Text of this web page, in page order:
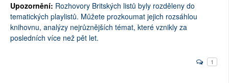
Upozornění: Rozhovory Britských listů byly rozděleny do
tematických playlistů. Můžete prozkoumat jejich rozsáhlou
knihovnu, analýzy nejrůznějších témat, které vznikly za
posledních více než pět let.
1